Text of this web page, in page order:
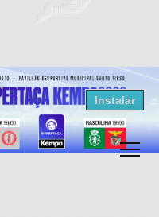
Instalar